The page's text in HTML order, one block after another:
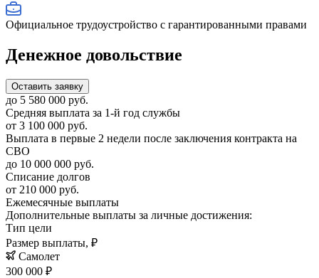
Официальное трудоустройство с гарантированными правами
Денежное довольствие
Оставить заявку
до 5 580 000 руб.
Средняя выплата за 1-й год службы
от 3 100 000 руб.
Выплата в первые 2 недели после заключения контракта на
СВО
до 10 000 000 руб.
Списание долгов
от 210 000 руб.
Ежемесячные выплаты
Дополнительные выплаты за личные достижения:
Тип цели
Размер выплаты, ₽
Самолет
300 000 ₽